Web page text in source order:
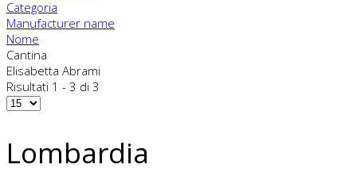
Categoria
Manufacturer name
Nome
Cantina
Elisabetta Abrami
Risultati 1 - 3 di 3
Lombardia